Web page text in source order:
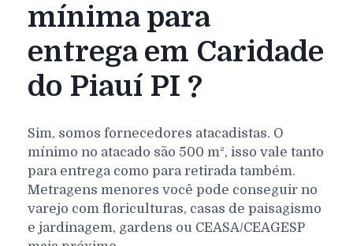
mínima para
entrega em Caridade
do Piauí PI ?
Sim, somos fornecedores atacadistas. O
mínimo no atacado são 500 m², isso vale tanto
para entrega como para retirada também.
Metragens menores você pode conseguir no
varejo com floriculturas, casas de paisagismo
e jardinagem, gardens ou CEASA/CEAGESP